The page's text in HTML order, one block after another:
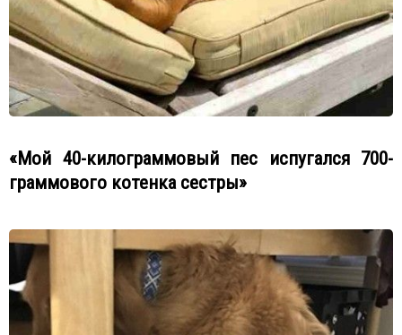
«Мой 40-килограммовый пес испугался 700-
граммового котенка сестры»